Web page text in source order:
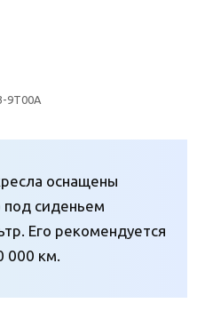
9Т00A
оснащены
под сиденьем
Его рекомендуется
000 км.